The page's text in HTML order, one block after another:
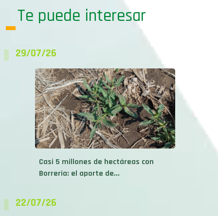
Te puede interesar
29/07/26
Casi 5 millones de hectáreas con
Borreria: el aporte de...
22/07/26